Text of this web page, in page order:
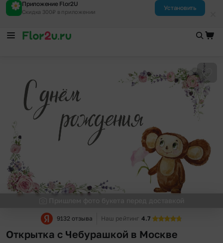
Приложение Flor2U
Скидка 300₽ в приложении
Установить
9132 отзыва Наш рейтинг 4.7
Открытка с Чебурашкой в Москве